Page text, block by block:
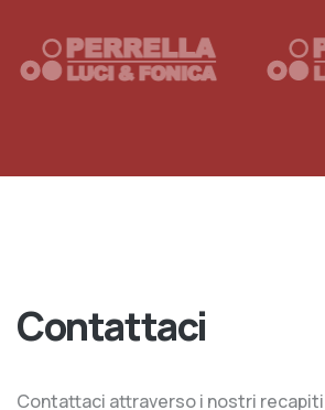
Contattaci
Contattaci attraverso i nostri